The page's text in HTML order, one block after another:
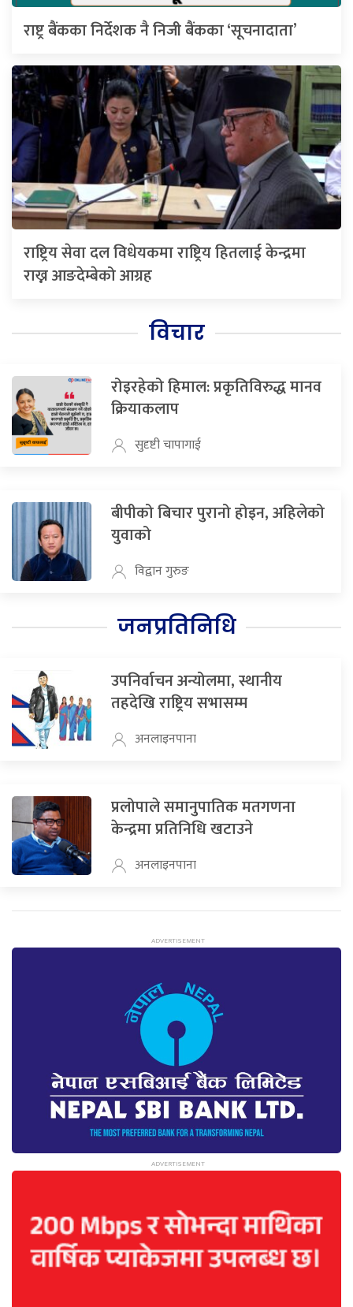
राष्ट्र बैंकका निर्देशक नै निजी बैंकका ‘सूचनादाता’
राष्ट्रिय सेवा दल विधेयकमा राष्ट्रिय हितलाई केन्द्रमा
राख्न आङदेम्बेको आग्रह
विचार
रोइरहेको हिमाल: प्रकृतिविरुद्ध मानव
क्रियाकलाप
सुदृष्टी चापागाई
बीपीको बिचार पुरानो होइन, अहिलेको
युवाको
विद्वान गुरुङ
जनप्रतिनिधि
उपनिर्वाचन अन्योलमा, स्थानीय
तहदेखि राष्ट्रिय सभासम्म
अनलाइनपाना
प्रलोपाले समानुपातिक मतगणना
केन्द्रमा प्रतिनिधि खटाउने
अनलाइनपाना